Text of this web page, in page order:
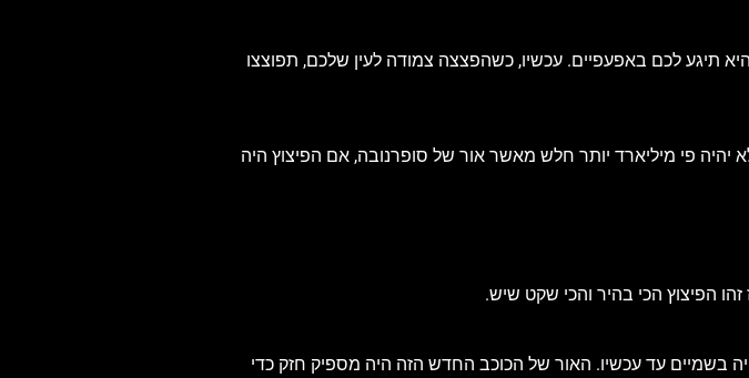
לכם באפעפיים. עכשיו, כשהפצצה צמודה לעין שלכם, תפוצצו
פי מיליארד יותר חלש מאשר אור של סופרנובה, אם הפיצוץ היה
הפיצוץ הכי בהיר והכי שקט שיש.
היה בשמיים עד עכשיו. האור של הכוכב החדש הזה היה מספיק חזק כדי